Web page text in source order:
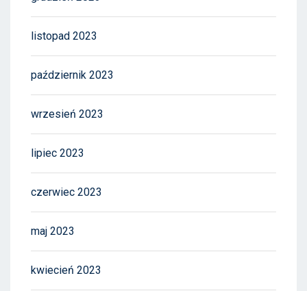
listopad 2023
październik 2023
wrzesień 2023
lipiec 2023
czerwiec 2023
maj 2023
kwiecień 2023